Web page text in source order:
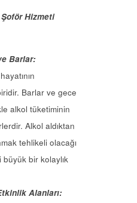
Hizmeti
Barlar:
Barlar ve gece
alkol tüketiminin
Alkol aldıktan
tehlikeli olacağı
bir kolaylık
Alanları: